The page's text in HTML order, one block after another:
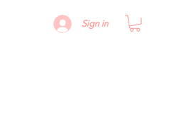
Sign in